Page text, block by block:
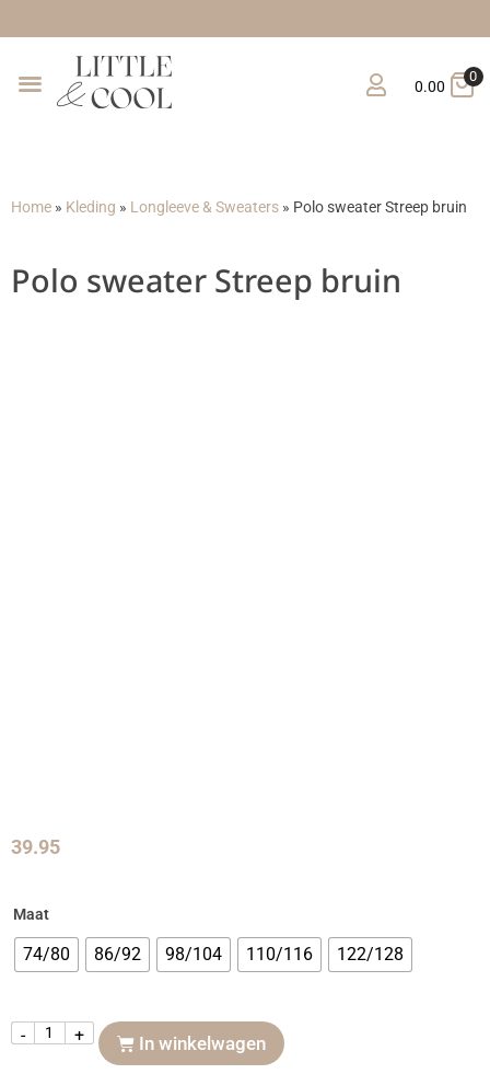
0.00
0
Home » Kleding » Longleeve & Sweaters » Polo sweater Streep bruin
Polo sweater Streep bruin
39.95
Maat
74/80 86/92 98/104 110/116 122/128
- + In winkelwagen